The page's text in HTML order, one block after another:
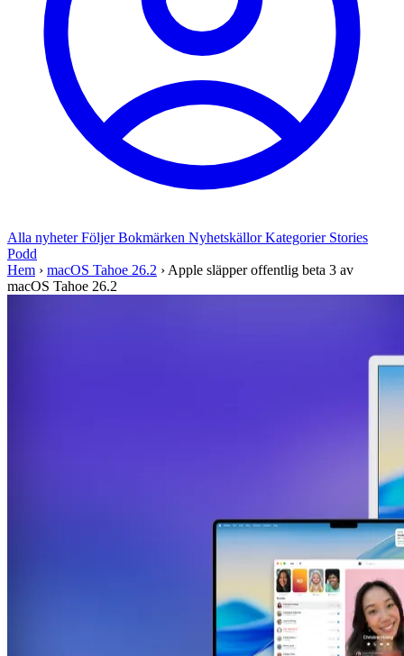
Alla nyheterFöljerBokmärken NyhetskällorKategorier Stories
Podd
Hem › macOS Tahoe 26.2 › Apple släpper offentlig beta 3 av
macOS Tahoe 26.2